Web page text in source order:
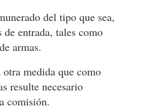
del tipo que sea,
de entrada, tales como
armas.
medida que como
resulte necesario
comisión.